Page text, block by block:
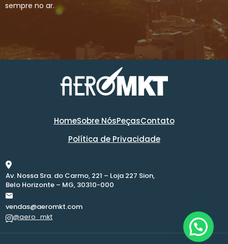
sempre no ar.
HomeSobre NósPeçasContato
Política de Privacidade
Av. Nossa Sra. do Carmo, 221 – Loja 227 Sion,
Belo Horizonte – MG, 30310-000
vendas@aeromkt.com
@aero_mkt